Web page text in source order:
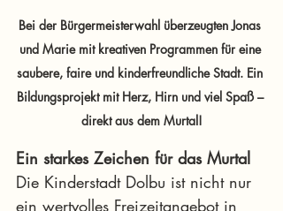
Bei der Bürgermeisterwahl überzeugten Jonas
und Marie mit kreativen Programmen für eine
saubere, faire und kinderfreundliche Stadt. Ein
Bildungsprojekt mit Herz, Hirn und viel Spaß –
direkt aus dem Murtal!
Ein starkes Zeichen für das Murtal
Die Kinderstadt Dolbu ist nicht nur
ein wertvolles Freizeitangebot in